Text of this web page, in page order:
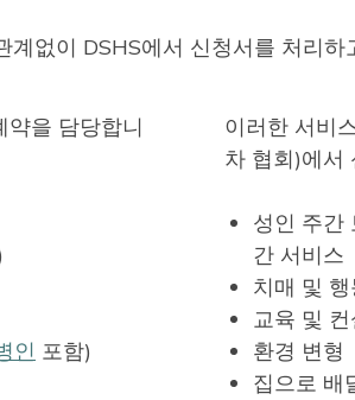
없이 DSHS에서 신청서를 처리하
약을 담당합니
인 포함)
이러한 서비
차 협회)에서
성인 주간
간 서비스
치매 및
교육 및 컨
환경 변형
집으로 배